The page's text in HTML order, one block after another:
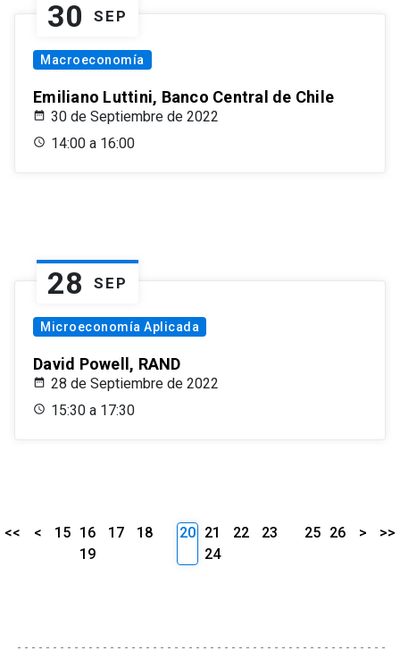
30 SEP
Macroeconomía
Emiliano Luttini, Banco Central de Chile
30 de Septiembre de 2022
14:00 a 16:00
28 SEP
Microeconomía Aplicada
David Powell, RAND
28 de Septiembre de 2022
15:30 a 17:30
<< < 15 16 17
18
19
20 21 22
23
24
25 26 > >>